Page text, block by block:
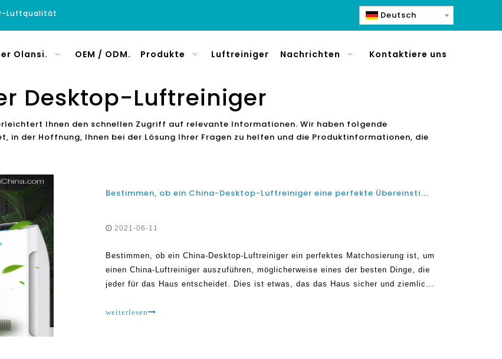
Luftqualität Deutsch
Olansi. OEM / ODM. Produkte Luftreiniger Nachrichten Kontaktiere uns
Desktop-Luftreiniger
Ihnen den schnellen Zugriff auf relevante Informationen. Wir haben folgende
in der Hoffnung, Ihnen bei der Lösung Ihrer Fragen zu helfen und die Produktinformationen, die
Bestimmen, ob ein China-Desktop-Luftreiniger eine perfekte Übereinstimmung ist
2021-06-11
Bestimmen, ob ein China-Desktop-Luftreiniger ein perfektes Matchosierung ist, um
einen China-Luftreiniger auszuführen, möglicherweise eines der besten Dinge, die
jeder für das Haus entscheidet. Dies ist etwas, das das Haus sicher und ziemlich
unterscheiden sich
weiterlesen